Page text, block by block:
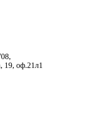
19, оф.21л1